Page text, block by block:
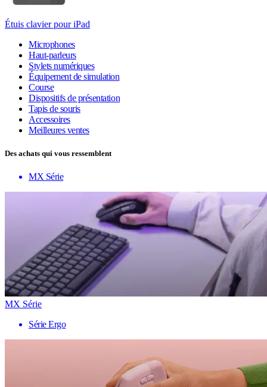
Étuis clavier pour iPad
Microphones
Haut-parleurs
Stylets numériques
Équipement de simulation
Course
Dispositifs de présentation
Tapis de souris
Accessoires
Meilleures ventes
Des achats qui vous ressemblent
MX Série
MX Série
Série Ergo